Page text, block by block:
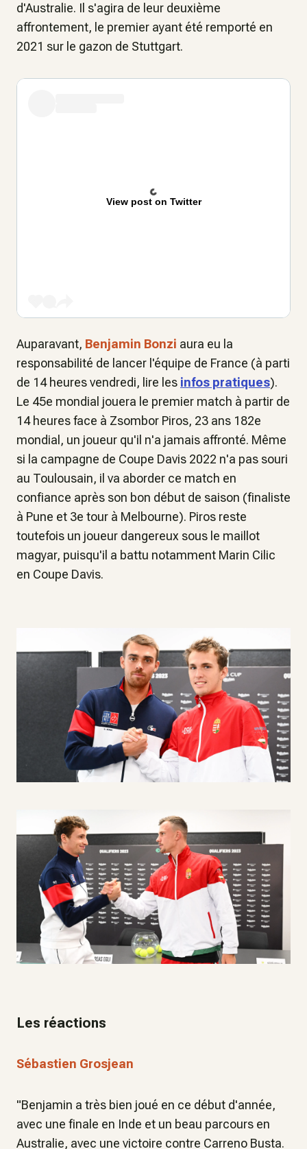
d'Australie. Il s'agira de leur deuxième
affrontement, le premier ayant été remporté en
2021 sur le gazon de Stuttgart.
View post on Twitter
Auparavant, Benjamin Bonzi aura eu la
responsabilité de lancer l'équipe de France (à parti
de 14 heures vendredi, lire les infos pratiques).
Le 45e mondial jouera le premier match à partir de
14 heures face à Zsombor Piros, 23 ans 182e
mondial, un joueur qu'il n'a jamais affronté. Même
si la campagne de Coupe Davis 2022 n'a pas souri
au Toulousain, il va aborder ce match en
confiance après son bon début de saison (finaliste
à Pune et 3e tour à Melbourne). Piros reste
toutefois un joueur dangereux sous le maillot
magyar, puisqu'il a battu notamment Marin Cilic
en Coupe Davis.
Les réactions
Sébastien Grosjean
"Benjamin a très bien joué en ce début d'année,
avec une finale en Inde et un beau parcours en
Australie, avec une victoire contre Carreno Busta.